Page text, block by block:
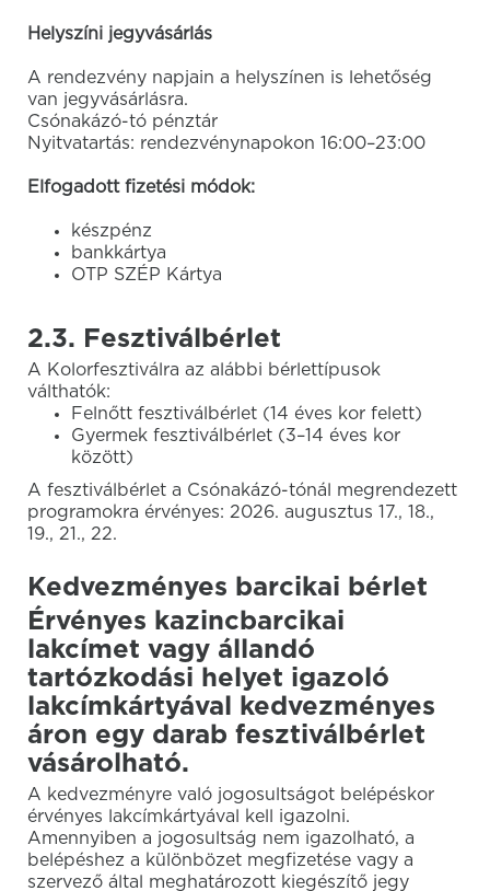
Helyszíni jegyvásárlás
A rendezvény napjain a helyszínen is lehetőség
van jegyvásárlásra.
Csónakázó-tó pénztár
Nyitvatartás: rendezvénynapokon 16:00–23:00
Elfogadott fizetési módok:
készpénz
bankkártya
OTP SZÉP Kártya
2.3. Fesztiválbérlet
A Kolorfesztiválra az alábbi bérlettípusok
válthatók:
Felnőtt fesztiválbérlet (14 éves kor felett)
Gyermek fesztiválbérlet (3–14 éves kor
között)
A fesztiválbérlet a Csónakázó-tónál megrendezett
programokra érvényes: 2026. augusztus 17., 18.,
19., 21., 22.
Kedvezményes barcikai bérlet
Érvényes kazincbarcikai
lakcímet vagy állandó
tartózkodási helyet igazoló
lakcímkártyával kedvezményes
áron egy darab fesztiválbérlet
vásárolható.
A kedvezményre való jogosultságot belépéskor
érvényes lakcímkártyával kell igazolni.
Amennyiben a jogosultság nem igazolható, a
belépéshez a különbözet megfizetése vagy a
szervező által meghatározott kiegészítő jegy